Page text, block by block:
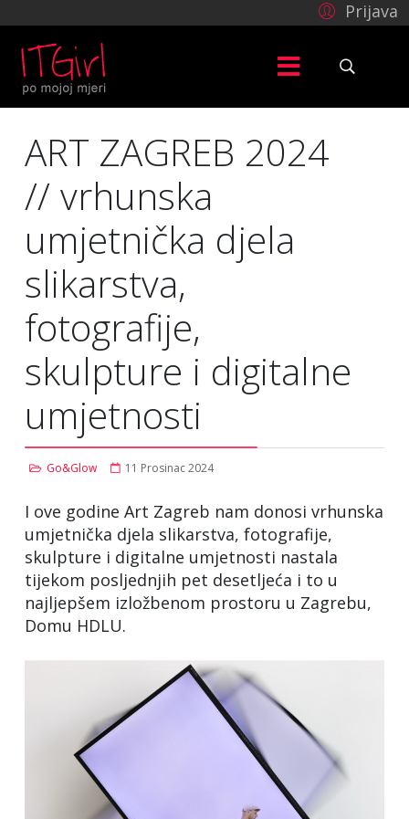
Prijava
ART ZAGREB 2024
// vrhunska
umjetnička djela
slikarstva,
fotografije,
skulpture i digitalne
umjetnosti
Go&Glow 11 Prosinac 2024
I ove godine Art Zagreb nam donosi vrhunska
umjetnička djela slikarstva, fotografije,
skulpture i digitalne umjetnosti nastala
tijekom posljednjih pet desetljeća i to u
najljepšem izložbenom prostoru u Zagrebu,
Domu HDLU.